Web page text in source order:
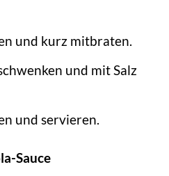
und kurz mitbraten.
und mit Salz
und servieren.
Sauce